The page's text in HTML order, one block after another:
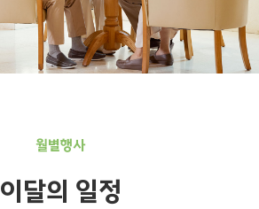
월별행사
이달의 일정